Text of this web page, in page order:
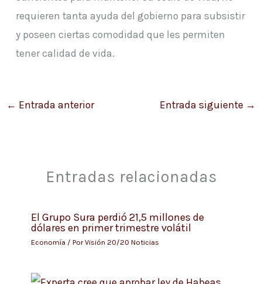
requieren tanta ayuda del gobierno para subsistir
y poseen ciertas comodidad que les permiten
tener calidad de vida.
← Entrada anterior Entrada siguiente →
Entradas relacionadas
El Grupo Sura perdió 21,5 millones de
dólares en primer trimestre volátil
Economía / PorVisión 20/20 Noticias